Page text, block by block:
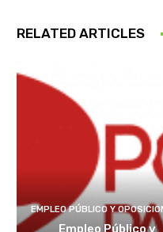
RELATED ARTICLES
EMPLEO PÚBLICO Y